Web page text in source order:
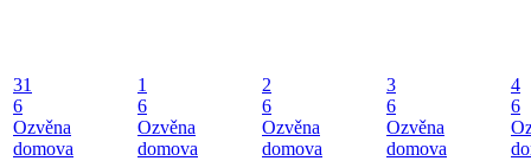
31
6
Ozvěna
domova
1
6
Ozvěna
domova
2
6
Ozvěna
domova
3
6
Ozvěna
domova
4
6